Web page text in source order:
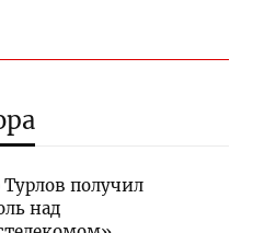
получил
над